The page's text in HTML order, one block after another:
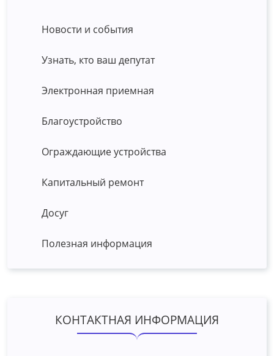
Новости и события
Узнать, кто ваш депутат
Электронная приемная
Благоустройство
Ограждающие устройства
Капитальный ремонт
Досуг
Полезная информация
КОНТАКТНАЯ ИНФОРМАЦИЯ